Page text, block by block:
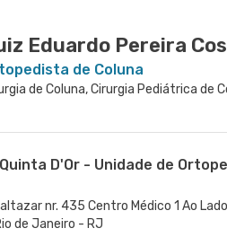
Eduardo Pereira
de Coluna
de Coluna, Cirurgia Pediátrica de
D'Or - Unidade de
nr. 435 Centro Médico 1 Ao
de Janeiro - RJ